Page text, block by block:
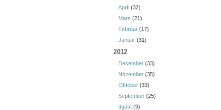
Apríl (32)
Mars (21)
Febrúar (17)
Janúar (31)
2012
Desember (33)
Nóvember (35)
Október (33)
September (25)
ágúst (9)